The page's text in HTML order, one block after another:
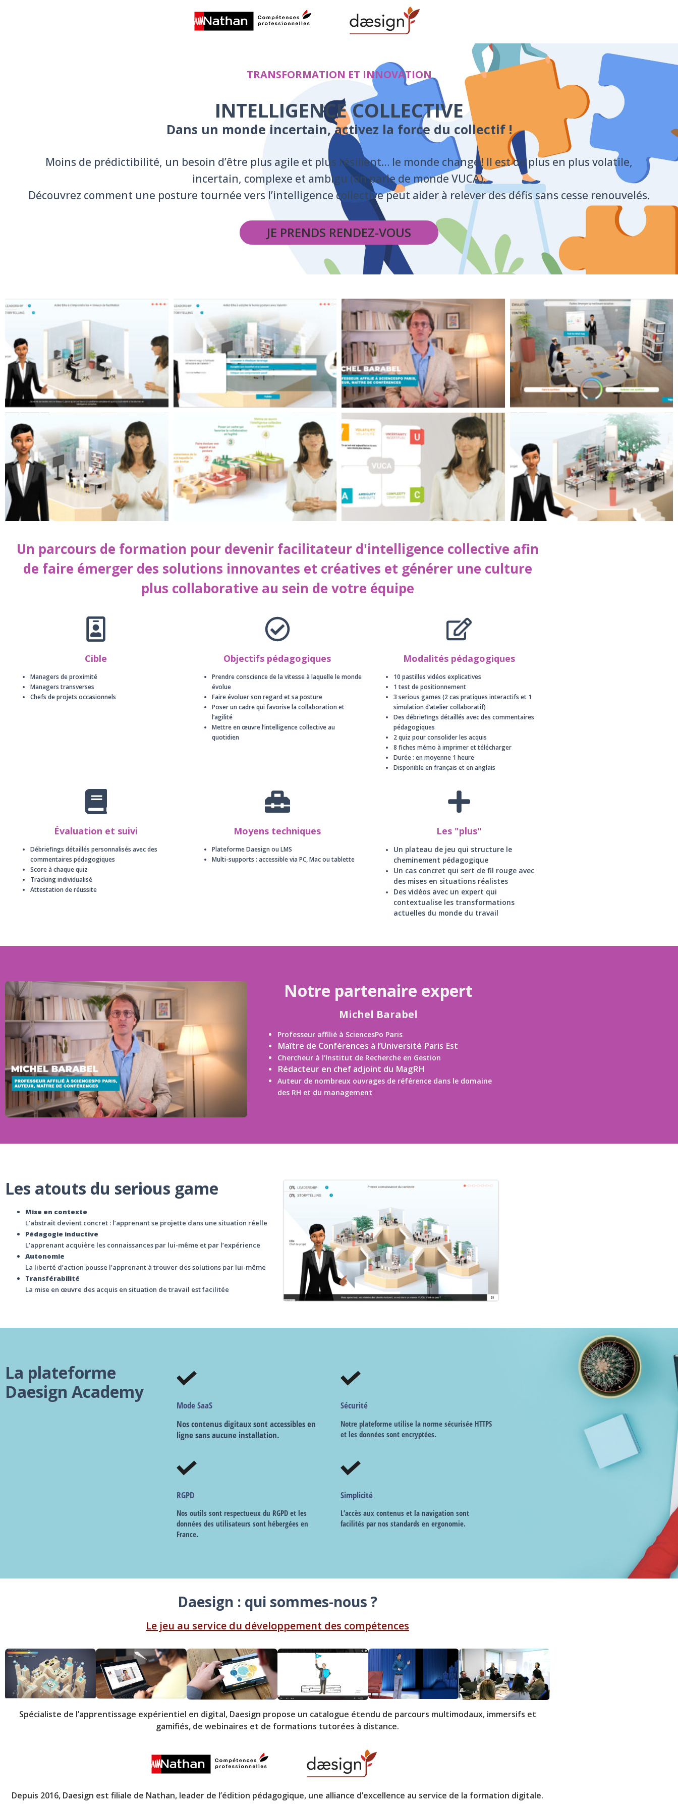
TRANSFORMATION ET INNOVATION
INTELLIGENCE COLLECTIVE
Dans un monde incertain, activez la force du collectif !
Moins de prédictibilité, un besoin d’être plus agile et plus résilient… le monde change ! Il est de plus en plus volatile,
incertain, complexe et ambigu (on parle de monde VUCA).
Découvrez comment une posture tournée vers l’intelligence collective peut aider à relever des défis sans cesse renouvelés.
JE PRENDS RENDEZ-VOUS
Un parcours de formation pour devenir facilitateur d'intelligence collective afin
de faire émerger des solutions innovantes et créatives et générer une culture
plus collaborative au sein de votre équipe
Cible
Managers de proximité
Managers transverses
Chefs de projets occasionnels
Objectifs pédagogiques
Prendre conscience de la vitesse à laquelle le monde
évolue
Faire évoluer son regard et sa posture
Poser un cadre qui favorise la collaboration et
l’agilité
Mettre en œuvre l’intelligence collective au
quotidien
Modalités pédagogiques
10 pastilles vidéos explicatives
1 test de positionnement
3 serious games (2 cas pratiques interactifs et 1
simulation d’atelier collaboratif)
Des débriefings détaillés avec des commentaires
pédagogiques
2 quiz pour consolider les acquis
8 fiches mémo à imprimer et télécharger
Durée : en moyenne 1 heure
Disponible en français et en anglais
Évaluation et suivi
Débriefings détaillés personnalisés avec des
commentaires pédagogiques
Score à chaque quiz
Tracking individualisé
Attestation de réussite
Moyens techniques
Plateforme Daesign ou LMS
Multi-supports : accessible via PC, Mac ou tablette
Les "plus"
Un plateau de jeu qui structure le
cheminement pédagogique
Un cas concret qui sert de fil rouge avec
des mises en situations réalistes
Des vidéos avec un expert qui
contextualise les transformations
actuelles du monde du travail
Notre partenaire expert
Michel Barabel
Professeur affilié à SciencesPo Paris
Maître de Conférences à l’Université Paris Est
Chercheur à l’Institut de Recherche en Gestion
Rédacteur en chef adjoint du MagRH
Auteur de nombreux ouvrages de référence dans le domaine
des RH et du management
Les atouts du serious game
Mise en contexte
L’abstrait devient concret : l’apprenant se projette dans une situation réelle
Pédagogie inductive
L’apprenant acquière les connaissances par lui-même et par l’expérience
Autonomie
La liberté d’action pousse l’apprenant à trouver des solutions par lui-même
Transférabilité
La mise en œuvre des acquis en situation de travail est facilitée
La plateforme
Daesign Academy
Mode SaaS
Nos contenus digitaux sont accessibles en
ligne sans aucune installation.
Sécurité
Notre plateforme utilise la norme sécurisée HTTPS
et les données sont encryptées.
RGPD
Nos outils sont respectueux du RGPD et les
données des utilisateurs sont hébergées en
France.
Simplicité
L’accès aux contenus et la navigation sont
facilités par nos standards en ergonomie.
Daesign : qui sommes-nous ?
Le jeu au service du développement des compétences
Spécialiste de l’apprentissage expérientiel en digital, Daesign propose un catalogue étendu de parcours multimodaux, immersifs et
gamifiés, de webinaires et de formations tutorées à distance.
Depuis 2016, Daesign est filiale de Nathan, leader de l’édition pédagogique, une alliance d’excellence au service de la formation digitale.